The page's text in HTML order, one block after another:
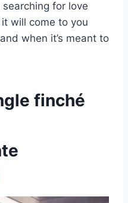
for love
will come to you
when it’s meant to
finché